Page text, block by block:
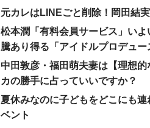
元カレはLINEごと削除！岡田結
松本潤「有料会員サービス」い
騰あり得る「アイドルプロデュー
中田敦彦・福田萌夫妻は【理想
カの勝手に占っていいですか？
夏休みなのに子どもをどこにも
ベント